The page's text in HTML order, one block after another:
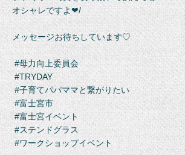
オシャレですよ︎︎❤︎/
メッセージお待ちしています♡
#母力向上委員会
#TRYDAY
#子育てパパママと繋がりたい
#富士宮市
#富士宮イベント
#ステンドグラス
#ワークショップイベント